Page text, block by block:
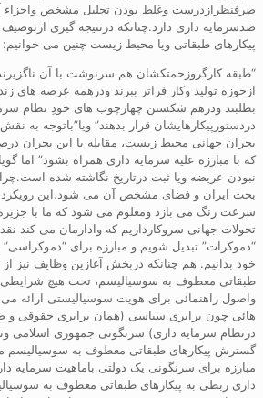
صرفنظرازدرست وغلط بودن تحلیل مشخص واجزاء
ضدسرمایه داری دارد.چنانکه درنتیجه گیری
پیکارهای طبقاتی ویا محیط زیست چنین می خوانیم:
“طبقه کارگروزحمتکشان هم سرنوشت با آن ناگزیرند
ازحوزه تولید وکار فراتر ببرند ودرهمه عرصه های
بطلبند ودرهم شکستن چهارچوب های خودِ نظام
دردستورپیکارهایشان قرار بدهند” ویا”باتوجه به
بحران جهانی محیط زیست، مقابله با این بحران
که با مبارزه علیه سرمایه داری همراه بشود” اما
نبودن عریضه ویا ثبت درتاریخ نگاشته شده
بحث ایران و فضای مشخص آن می شود،این رویکرد
سرعت رنگ می بازد ومعلوم می شود که ما با جزیره
تحولات جهانی سروکارداریم که وادارمان می کند
“دموکرات” تبدیل شویم و مبارزه برای
خود بدانیم. هم چنانکه دربخش آغازین وظایف نیز از
طبقاتی معطوف به سوسیالیسم، تحت هیچ
واصول راهنمائی برای هویت سوسیالیستی ارائه
هائی چون برابری سیاسی (همان برابری حقوقی
درنظام سرمایه داری) سرنگونی جمهوری اسلامی
گسترش پیکارهای طبقاتی معطوف به سوسیالیسم
مبارزه برای سرنگونی یک دولتی باماهیت سرمایه
داری ربطی به پیکارهای طبقاتی معطوف به